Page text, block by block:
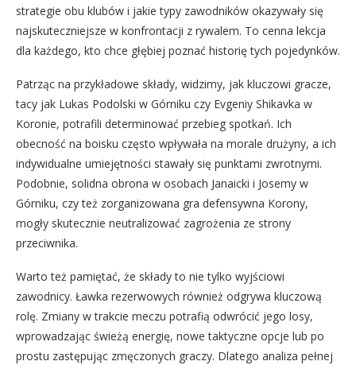
strategie obu klubów i jakie typy zawodników okazywały się
najskuteczniejsze w konfrontacji z rywalem. To cenna lekcja
dla każdego, kto chce głębiej poznać historię tych pojedynków.
Patrząc na przykładowe składy, widzimy, jak kluczowi gracze,
tacy jak Lukas Podolski w Górniku czy Evgeniy Shikavka w
Koronie, potrafili determinować przebieg spotkań. Ich
obecność na boisku często wpływała na morale drużyny, a ich
indywidualne umiejętności stawały się punktami zwrotnymi.
Podobnie, solidna obrona w osobach Janaicki i Josemy w
Górniku, czy też zorganizowana gra defensywna Korony,
mogły skutecznie neutralizować zagrożenia ze strony
przeciwnika.
Warto też pamiętać, że składy to nie tylko wyjściowi
zawodnicy. Ławka rezerwowych również odgrywa kluczową
rolę. Zmiany w trakcie meczu potrafią odwrócić jego losy,
wprowadzając świeżą energię, nowe taktyczne opcje lub po
prostu zastępując zmęczonych graczy. Dlatego analiza pełnej